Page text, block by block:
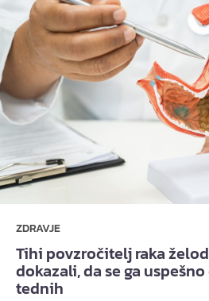
ZDRAVJE
Tihi povzročitelj raka
dokazali, da se ga
tednih